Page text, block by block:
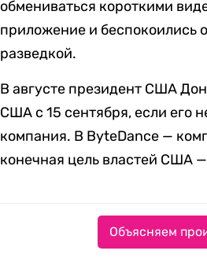
обмениваться короткими
приложение и беспокоились
разведкой.
В августе президент США
США с 15 сентября, если его
компания. В ByteDance —
конечная цель властей США
Объясняем